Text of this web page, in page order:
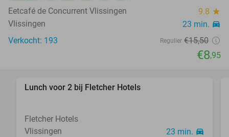
Eetcafé de Concurrent Vlissingen
9.8 star
Vlissingen 23 min. directions_car
Verkocht: 193 Regulier €15,50
€8,95
Lunch voor 2 bij Fletcher Hotels
Fletcher Hotels
Vlissingen
23 min. directions_car